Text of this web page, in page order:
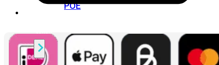
POE
WiFi